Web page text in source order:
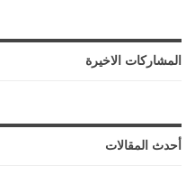
المشاركات الاخيرة
أحدث المقالات